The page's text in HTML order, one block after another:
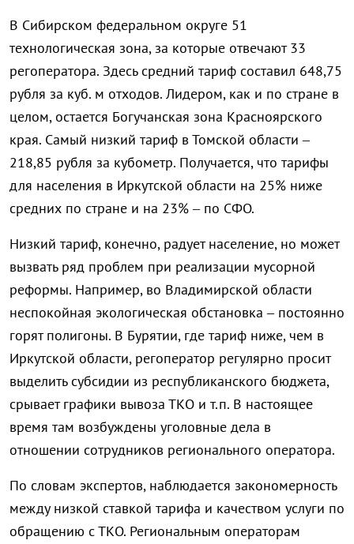
В Сибирском федеральном округе 51
технологическая зона, за которые отвечают 33
регоператора. Здесь средний тариф составил 648,75
рубля за куб. м отходов. Лидером, как и по стране в
целом, остается Богучанская зона Красноярского
края. Самый низкий тариф в Томской области –
218,85 рубля за кубометр. Получается, что тарифы
для населения в Иркутской области на 25% ниже
средних по стране и на 23% – по СФО.
Низкий тариф, конечно, радует население, но может
вызвать ряд проблем при реализации мусорной
реформы. Например, во Владимирской области
неспокойная экологическая обстановка – постоянно
горят полигоны. В Бурятии, где тариф ниже, чем в
Иркутской области, регоператор регулярно просит
выделить субсидии из республиканского бюджета,
срывает графики вывоза ТКО и т.п. В настоящее
время там возбуждены уголовные дела в
отношении сотрудников регионального оператора.
По словам экспертов, наблюдается закономерность
между низкой ставкой тарифа и качеством услуги по
обращению с ТКО. Региональным операторам